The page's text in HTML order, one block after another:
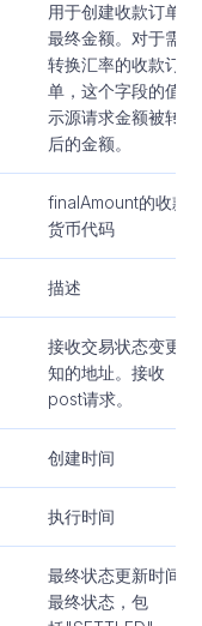
用于创建收款订单的
最终金额。对于需要
转换汇率的收款订
单，这个字段的值表
示源请求金额被转换
后的金额。
finalAmount的收款
货币代码
描述
接收交易状态变更通
知的地址。接收
post请求。
创建时间
执行时间
最终状态更新时间.
最终状态，包